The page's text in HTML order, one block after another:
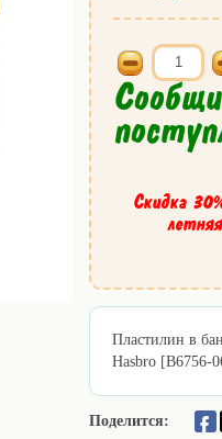
Скидка
Пластилин в
Hasbro [B6756-
Поделится: